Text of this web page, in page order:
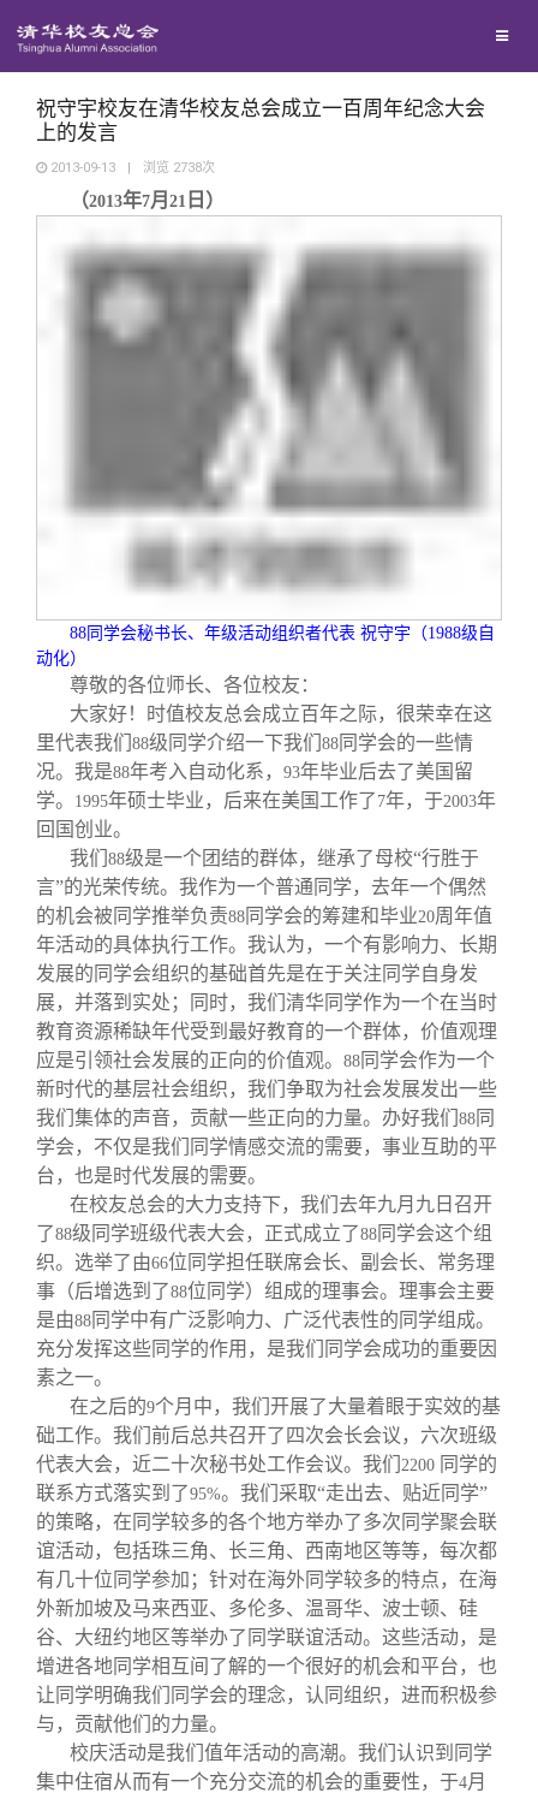
地区联络
年级联络
院系校友工作
专业委员会
兴趣群体
西南联大校友会
回馈母校
捐赠项目
捐赠新闻
捐赠纪事
捐赠方法
义工计划
媒体平台
《清华校友通讯》
《水木清华》
我要订阅
新媒体平台
百年清华
清华人物
清华故事
青春风采
校友文苑
校友讲坛
校友视界
终身学习
信息化服务
三创大赛
实用信息
总会简介
会长致辞
总会章程
理事会名单
制度法规
祝守宇校友在清华校友总会成立一百周年纪念大会
上的发言
2013-09-13 | 浏览 2738次
（2013年7月 21 日）
88同学会秘书长、年级活动组织者代表 祝守宇（1988级自
动化）
尊敬的各位师长、各位校友：
大家好！时值校友总会成立百年之际，很荣幸在这
里代表我们 88级同学介绍一下我们 88 同学会的一些情
况。我是88年考入自动化系， 93年毕业后去了美国留
学。
1995年硕士毕业，后来在美国工作了 7年，于2003年
回国创业。
我们 88级是一个团结的群体，继承了母校“行胜于
言”的光荣传统。我作为一个普通同学，去年一个偶然
的机会被同学推举负责88 同学会的筹建和毕业20周年值
年活动的具体执行工作。我认为，一个有影响力、长期
发展的同学会组织的基础首先是在于关注同学自身发
展，并落到实处；同时，我们清华同学作为一个在当时
教育资源稀缺年代受到最好教育的一个群体，价值观理
应是引领社会发展的正向的价值观。 88 同学会作为一个
新时代的基层社会组织，我们争取为社会发展发出一些
我们集体的声音，贡献一些正向的力量。办好我们 88 同
学会，不仅是我们同学情感交流的需要，事业互助的平
台，也是时代发展的需要。
在校友总会的大力支持下，我们去年九月九日召开
了88级同学班级代表大会，正式成立了88 同学会这个组
织。选举了由66位同学担任联席会长、副会长、常务理
事（后增选到了88位同学）组成的理事会。理事会主要
是由88 同学中有广泛影响力、广泛代表性的同学组成。
充分发挥这些同学的作用，是我们同学会成功的重要因
素之一。
在之后的9个月中，我们开展了大量着眼于实效的基
础工作。我们前后总共召开了四次会长会议，六次班级
代表大会，近二十次秘书处工作会议。我们 2200 同学的
联系方式落实到了95%。我们采取“走出去、贴近同学”
的策略，在同学较多的各个地方举办了多次同学聚会联
谊活动，包括珠三角、长三角、西南地区等等，每次都
有几十位同学参加；针对在海外同学较多的特点，在海
外新加坡及马来西亚、多伦多、温哥华、波士顿、硅
谷、大纽约地区等举办了同学联谊活动。这些活动，是
增进各地同学相互间了解的一个很好的机会和平台，也
让同学明确我们同学会的理念，认同组织，进而积极参
与，贡献他们的力量。
校庆活动是我们值年活动的高潮。我们认识到同学
集中住宿从而有一个充分交流的机会的重要性，于4月